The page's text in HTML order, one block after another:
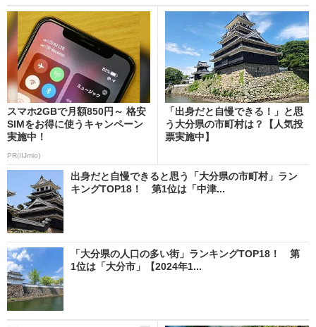
スマホ2GBで月額850円～ 格安
SIMをお得に使うキャンペーン
実施中！
PR(IIJmio)
「出身だと自慢できる！」と思
う大分県の市町村は？【人気投
票実施中】
出身だと自慢できると思う「大分県の市町村」ラン
キングTOP18！ 第1位は「中津...
「大分県の人口の多い街」ランキングTOP18！ 第
1位は「大分市」【2024年1...